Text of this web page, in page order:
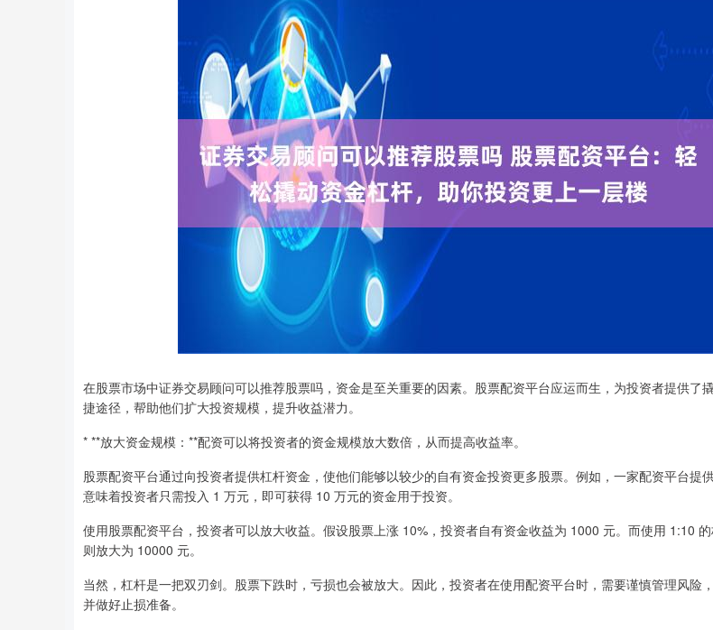
在股票市场中证券交易顾问可以推荐股票吗，资金是至关重要的因素。股票配资平台应运而生，为投资者提供了
捷途径，帮助他们扩大投资规模，提升收益潜力。
* **放大资金规模：**配资可以将投资者的资金规模放大数倍，从而提高收益率。
股票配资平台通过向投资者提供杠杆资金，使他们能够以较少的自有资金投资更多股票。例如，一家配资平台提
意味着投资者只需投入 1 万元，即可获得 10 万元的资金用于投资。
使用股票配资平台，投资者可以放大收益。假设股票上涨 10%，投资者自有资金收益为 1000 元。而使用 1:10
则放大为 10000 元。
当然，杠杆是一把双刃剑。股票下跌时，亏损也会被放大。因此，投资者在使用配资平台时，需要谨慎管理风险
并做好止损准备。